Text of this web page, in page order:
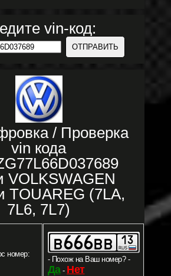
vin-код:
/ Проверка
vin кода
VOLKSWAGEN
TOUAREG (7LA,
7L6, 7L7)
номер:
- Похож на Ваш номер? -
Да- Нет